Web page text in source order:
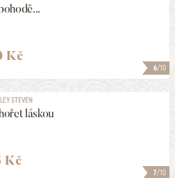
6/10
Kč
7/10
STEVEN
láskou
Kč